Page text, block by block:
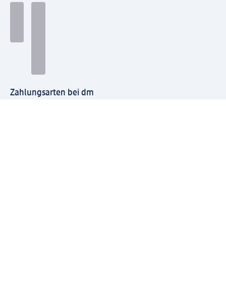
Zahlungsarten bei dm